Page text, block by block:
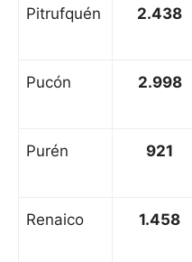
Pitrufquén 2.438
Pucón 2.998
Purén 921
Renaico 1.458